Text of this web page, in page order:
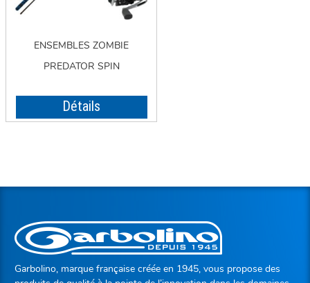
ENSEMBLES ZOMBIE
PREDATOR SPIN
Détails
Garbolino, marque française créée en 1945, vous propose des